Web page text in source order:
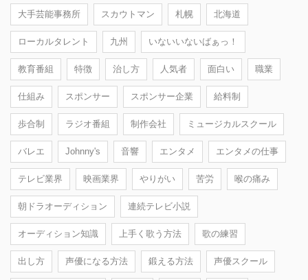
大手芸能事務所 スカウトマン 札幌 北海道
ローカルタレント 九州 いないいないばぁっ！
教育番組 特徴 治し方 人気者 面白い 職業
仕組み スポンサー スポンサー企業 給料制
歩合制 ラジオ番組 制作会社 ミュージカルスクール
バレエ Johnny's 音響 エンタメ エンタメの仕事
テレビ業界 映画業界 やりがい 苦労 喉の痛み
朝ドラオーディション 連続テレビ小説
オーディション知識 上手く歌う方法 歌の練習
出し方 声優になる方法 鍛える方法 声優スクール